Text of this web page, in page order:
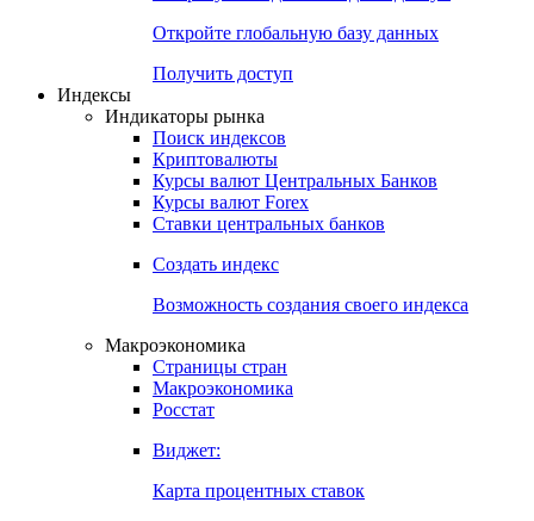
Откройте глобальную базу данных
Получить доступ
Индексы
Индикаторы рынка
Поиск индексов
Криптовалюты
Курсы валют Центральных Банков
Курсы валют Forex
Ставки центральных банков
Создать индекс
Возможность создания своего индекса
Макроэкономика
Страницы стран
Макроэкономика
Росстат
Виджет:
Карта процентных ставок